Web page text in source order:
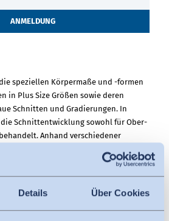
Details Über Cookies
ANMELDUNG
speziellen Körpermaße und -formen
in Plus Size Größen sowie deren
Schnitten und Gradierungen. In
Schnittentwicklung sowohl für Ober-
Anhand verschiedener
beleuchtet. Zudem werden
und Grenzen aufgezeigt.
Möglichkeit geboten, ein